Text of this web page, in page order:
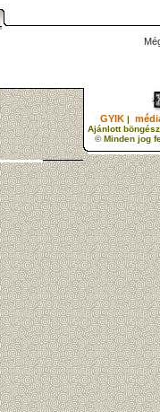
GYIK |
Ajánlott
© Minden jog